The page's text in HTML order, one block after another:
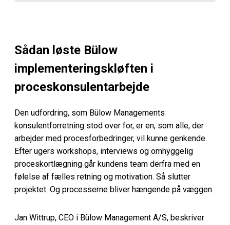
Sådan løste Bülow
implementeringskløften i
proceskonsulentarbejde
Den udfordring, som Bülow Managements
konsulentforretning stod over for, er en, som alle, der
arbejder med procesforbedringer, vil kunne genkende.
Efter ugers workshops, interviews og omhyggelig
proceskortlægning går kundens team derfra med en
følelse af fælles retning og motivation. Så slutter
projektet. Og processerne bliver hængende på væggen.
Jan Wittrup, CEO i Bülow Management A/S, beskriver